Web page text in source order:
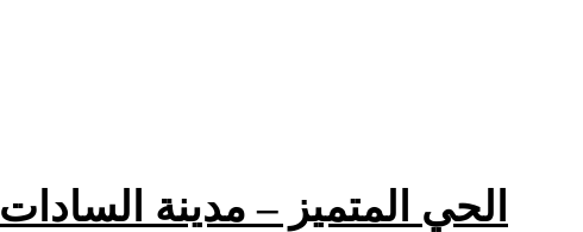
الحي المتميز – مدينة السادات